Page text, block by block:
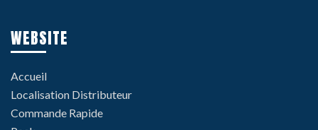
WEBSITE
Accueil
Localisation Distributeur
Commande Rapide